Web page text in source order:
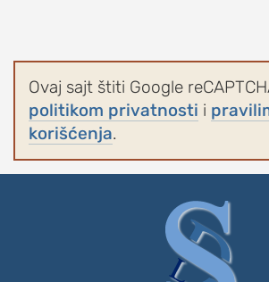
Ovaj sajt štiti Google
politikom privatnosti i
korišćenja.